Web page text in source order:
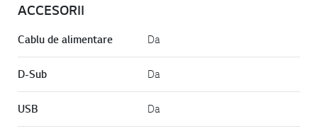
ACCESORII
Cablu de alimentare Da
D-Sub Da
USB Da